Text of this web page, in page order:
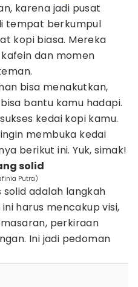
karena jadi pusat
tempat berkumpul
kopi biasa. Mereka
dan momen
bisa menakutkan,
bantu kamu hadapi.
kedai kopi kamu.
membuka kedai
berikut ini. Yuk, simak!
solid
Putra)
solid adalah langkah
harus mencakup visi,
perkiraan
Ini jadi pedoman